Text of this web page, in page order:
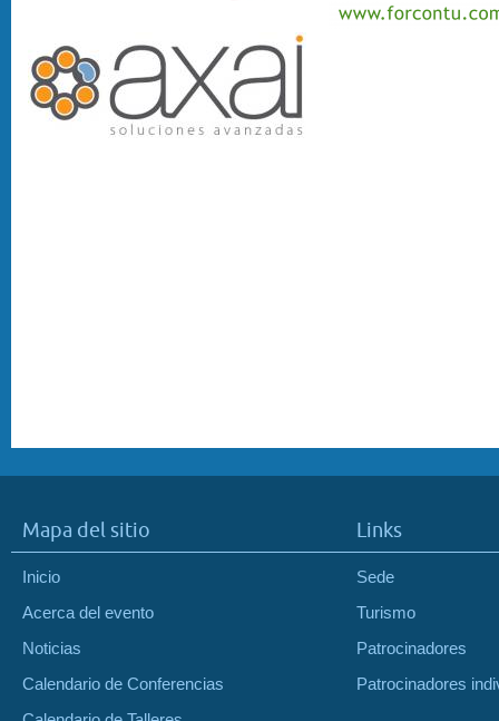
Mapa del sitio
Inicio
Acerca del evento
Noticias
Calendario de Conferencias
Links
Sede
Turismo
Patrocinadores
Patrocinadores